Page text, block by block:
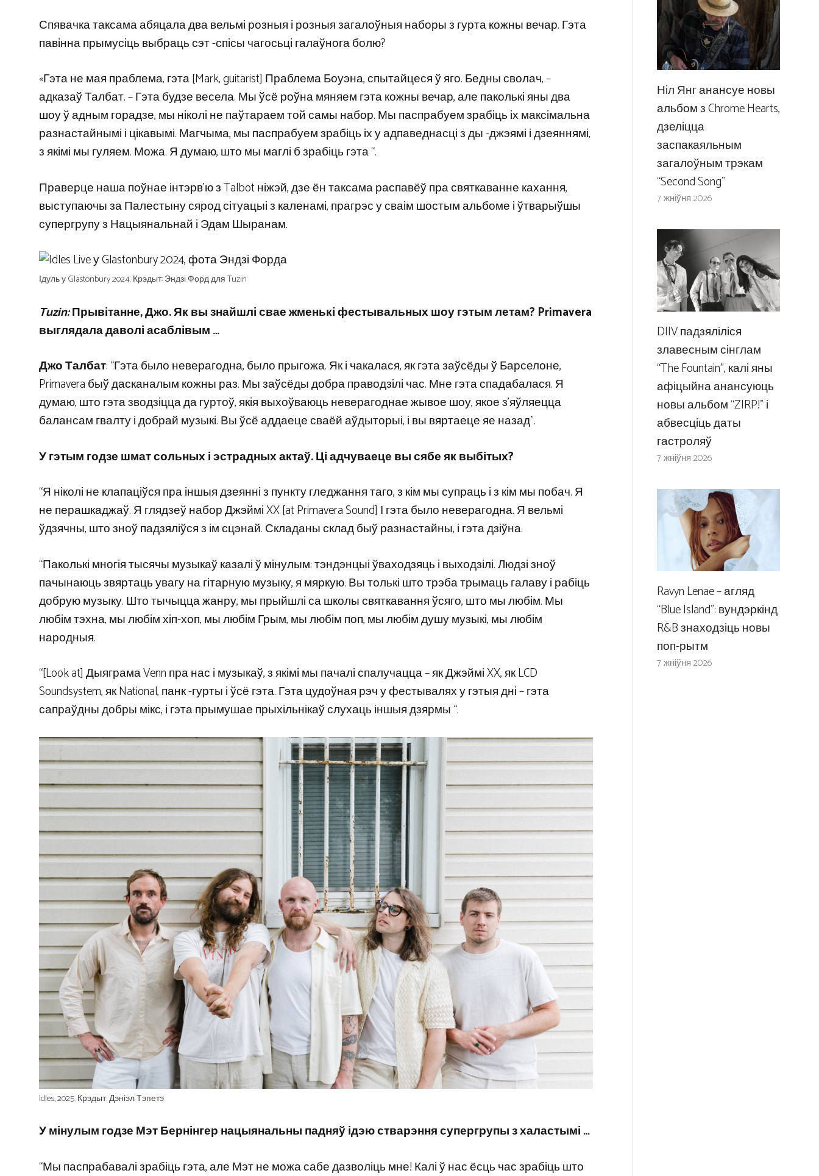
Спявачка таксама абяцала два вельмі розныя і розныя загалоўныя наборы з гурта кожны вечар. Гэта
павінна прымусіць выбраць сэт -спісы чагосьці галаўнога болю?
«Гэта не мая праблема, гэта [Mark, guitarist] Праблема Боуэна, спытайцеся ў яго. Бедны сволач, –
адказаў Талбат. – Гэта будзе весела. Мы ўсё роўна мяняем гэта кожны вечар, але паколькі яны два
шоу ў адным горадзе, мы ніколі не паўтараем той самы набор. Мы паспрабуем зрабіць іх максімальна
разнастайнымі і цікавымі. Магчыма, мы паспрабуем зрабіць іх у адпаведнасці з ды -джэямі і дзеяннямі,
з якімі мы гуляем. Можа. Я думаю, што мы маглі б зрабіць гэта “.
Праверце наша поўнае інтэрв’ю з Talbot ніжэй, дзе ён таксама распавёў пра святкаванне кахання,
выступаючы за Палестыну сярод сітуацыі з каленамі, прагрэс у сваім шостым альбоме і ўтварыўшы
супергрупу з Нацыянальнай і Эдам Шыранам.
Ідуль у Glastonbury 2024. Крэдыт: Эндзі Форд для Tuzin
Tuzin:Прывітанне, Джо. Як вы знайшлі свае жменькі фестывальных шоу гэтым летам? Primavera
выглядала даволі асаблівым …
Джо Талбат: “Гэта было неверагодна, было прыгожа. Як і чакалася, як гэта заўсёды ў Барселоне,
Primavera быў дасканалым кожны раз. Мы заўсёды добра праводзілі час. Мне гэта спадабалася. Я
думаю, што гэта зводзіцца да гуртоў, якія выхоўваюць неверагоднае жывое шоу, якое з’яўляецца
балансам гвалту і добрай музыкі. Вы ўсё аддаеце сваёй аўдыторыі, і вы вяртаеце яе назад”.
У гэтым годзе шмат сольных і эстрадных актаў. Ці адчуваеце вы сябе як выбітых?
“Я ніколі не клапаціўся пра іншыя дзеянні з пункту гледжання таго, з кім мы супраць і з кім мы побач. Я
не перашкаджаў. Я глядзеў набор Джэймі XX [at Primavera Sound] І гэта было неверагодна. Я вельмі
ўдзячны, што зноў падзяліўся з ім сцэнай. Складаны склад быў разнастайны, і гэта дзіўна.
“Паколькі многія тысячы музыкаў казалі ў мінулым: тэндэнцыі ўваходзяць і выходзілі. Людзі зноў
пачынаюць звяртаць увагу на гітарную музыку, я мяркую. Вы толькі што трэба трымаць галаву і рабіць
добрую музыку. Што тычыцца жанру, мы прыйшлі са школы святкавання ўсяго, што мы любім. Мы
любім тэхна, мы любім хіп-хоп, мы любім Грым, мы любім поп, мы любім душу музыкі, мы любім
народныя.
“[Look at] Дыяграма Venn пра нас і музыкаў, з якімі мы пачалі спалучацца – як Джэймі XX, як LCD
Soundsystem, як National, панк -гурты і ўсё гэта. Гэта цудоўная рэч у фестывалях у гэтыя дні – гэта
сапраўдны добры мікс, і гэта прымушае прыхільнікаў слухаць іншыя дзярмы “.
Idles, 2025. Крэдыт: Дэніэл Тэпетэ
У мінулым годзе Мэт Бернінгер нацыянальны падняў ідэю стварэння супергрупы з халастымі …
“Мы паспрабавалі зрабіць гэта, але Мэт не можа сабе дазволіць мне! Калі ў нас ёсць час зрабіць што
Ніл Янг анансуе новы
альбом з Chrome Hearts,
дзеліцца
заспакаяльным
загалоўным трэкам
“Second Song”
7 жніўня 2026
DIIV падзяліліся
злавесным сінглам
“The Fountain”, калі яны
афіцыйна анансуюць
новы альбом “ZIRP!” і
абвесціць даты
гастроляў
7 жніўня 2026
Ravyn Lenae – агляд
“Blue Island”: вундэркінд
R&B знаходзіць новы
поп-рытм
7 жніўня 2026